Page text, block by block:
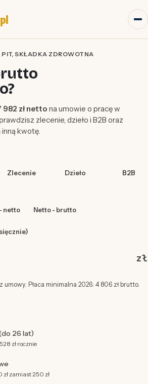
SKŁADKA ZDROWOTNA
982 zł netto na umowie o pracę w
zlecenie, dzieło i B2B oraz
kwotę.
Zlecenie Dzieło B2B
netto Netto - brutto
zł
Płaca minimalna 2026: 4 806 zł brutto.
26 lat)
zł rocznie
zł zamiast 250 zł